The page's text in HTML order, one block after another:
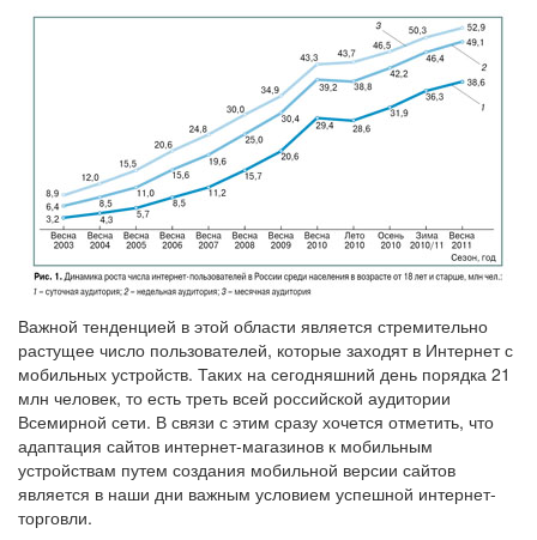
Важной тенденцией в этой области является стремительно
растущее число пользователей, которые заходят в Интернет с
мобильных устройств. Таких на сегодняшний день порядка 21
млн человек, то есть треть всей российской аудитории
Всемирной сети. В связи с этим сразу хочется отметить, что
адаптация сайтов интернет-магазинов к мобильным
устройствам путем создания мобильной версии сайтов
является в наши дни важным условием успешной интернет-
торговли.